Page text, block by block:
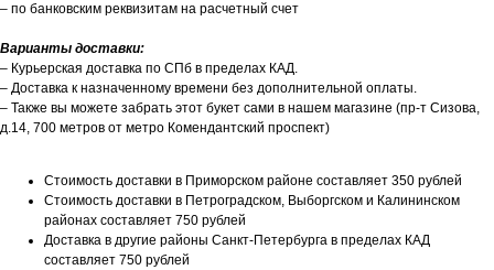
– по банковским реквизитам на расчетный счет
Варианты доставки:
– Курьерская доставка по СПб в пределах КАД.
– Доставка к назначенному времени без дополнительной оплаты.
– Также вы можете забрать этот букет сами в нашем магазине (пр-т Сизова,
д.14, 700 метров от метро Комендантский проспект)
Стоимость доставки в Приморском районе составляет 350 рублей
Стоимость доставки в Петроградском, Выборгском и Калининском
районах составляет 750 рублей
Доставка в другие районы Санкт-Петербурга в пределах КАД
составляет 750 рублей